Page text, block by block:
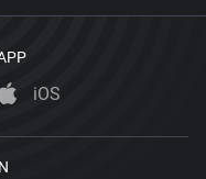
iOS